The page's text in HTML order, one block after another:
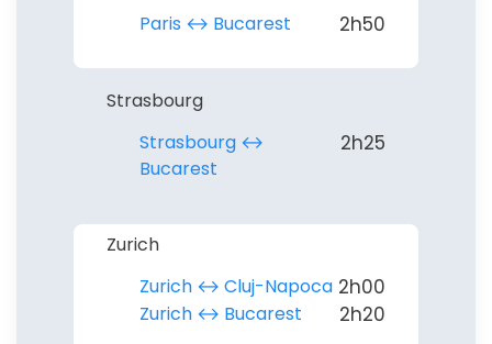
Paris ↔︎ Bucarest
2h50
Strasbourg
Strasbourg ↔︎
Bucarest
2h25
Zurich
Zurich ↔︎ Cluj-Napoca 2h00
Zurich ↔︎ Bucarest 2h20